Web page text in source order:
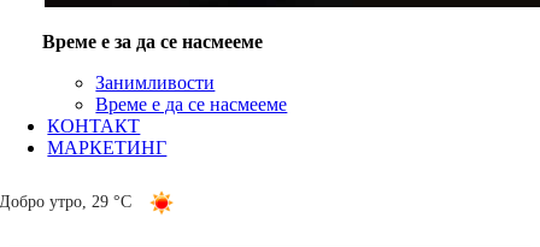
Време е за да се насмееме
Занимливости
Време е да се насмееме
КОНТАКТ
МАРКЕТИНГ
Добро утро,29 °C